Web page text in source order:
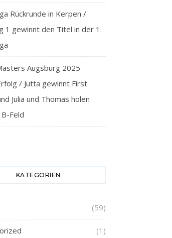
Rückrunde in Kerpen /
1 gewinnt den Titel in der 1.
Augsburg 2025
/ Jutta gewinnt First
Julia und Thomas holen
Feld
KATEGORIEN
(59)
(1)